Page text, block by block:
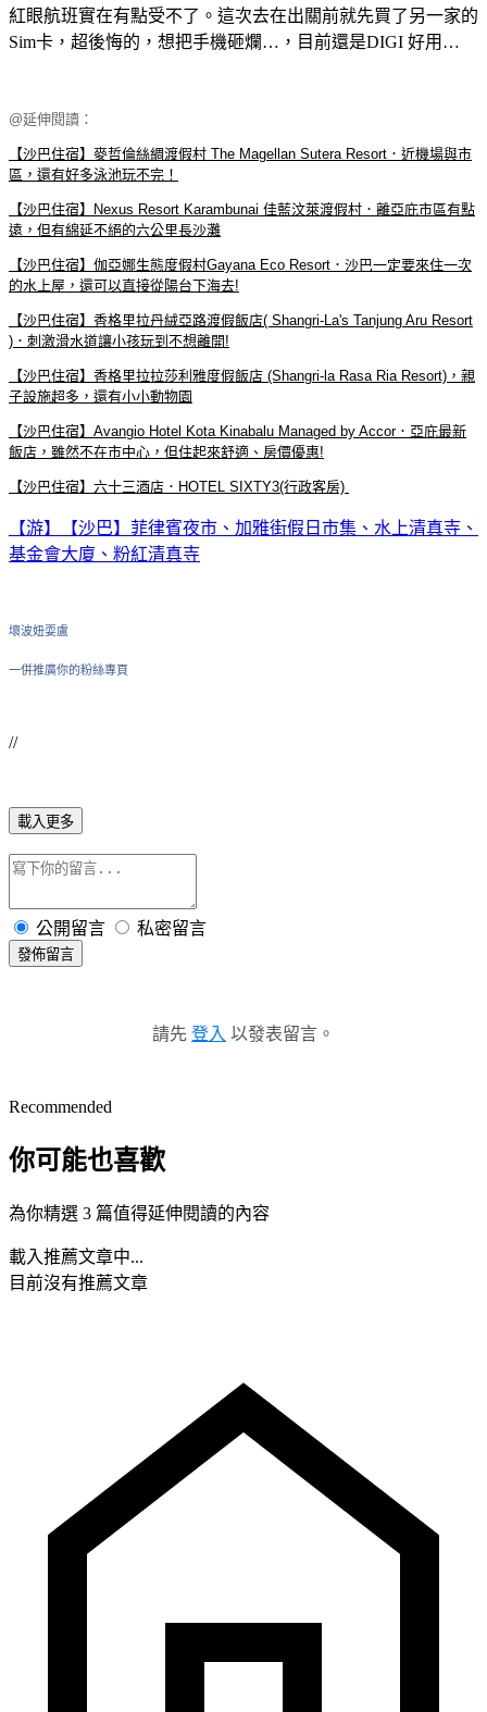
紅眼航班實在有點受不了。這次去在出關前就先買了另一家的
Sim卡，超後悔的，想把手機砸爛…，目前還是DIGI 好用…
@延伸閱讀：
【沙巴住宿】麥哲倫絲綢渡假村 The Magellan Sutera Resort．近機場與市
區，還有好多泳池玩不完！
【沙巴住宿】Nexus Resort Karambunai 佳藍汶萊渡假村．離亞庇市區有點
遠，但有綿延不絕的六公里長沙灘
【沙巴住宿】伽亞娜生態度假村Gayana Eco Resort．沙巴一定要來住一次
的水上屋，還可以直接從陽台下海去!
【沙巴住宿】香格里拉丹絨亞路渡假飯店( Shangri-La's Tanjung Aru Resort
)．刺激滑水道讓小孩玩到不想離開!
【沙巴住宿】香格里拉拉莎利雅度假飯店 (Shangri-la Rasa Ria Resort)，親
子設施超多，還有小小動物園
【沙巴住宿】Avangio Hotel Kota Kinabalu Managed by Accor．亞庇最新
飯店，雖然不在市中心，但住起來舒適、房價優惠!
【沙巴住宿】六十三酒店．HOTEL SIXTY3(行政客房)
【游】【沙巴】菲律賓夜市、加雅街假日市集、水上清真寺、
基金會大廈、粉紅清真寺
壞波妞耍盧
一併推廣你的粉絲專頁
//
載入更多
公開留言 私密留言
發佈留言
請先 登入 以發表留言。
Recommended
你可能也喜歡
為你精選 3 篇值得延伸閱讀的內容
載入推薦文章中...
目前沒有推薦文章